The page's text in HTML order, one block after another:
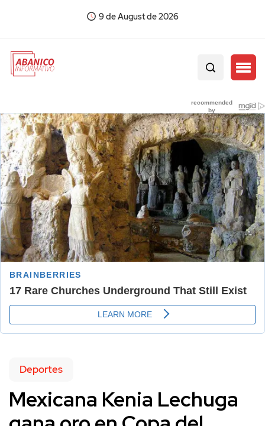
9 de August de 2026
Deportes
Mexicana Kenia Lechuga